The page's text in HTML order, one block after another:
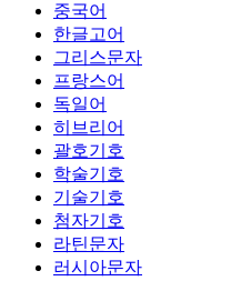
중국어
한글고어
그리스문자
프랑스어
독일어
히브리어
괄호기호
학술기호
기술기호
첨자기호
라틴문자
러시아문자